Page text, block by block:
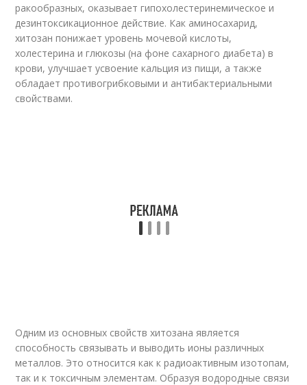
ракообразных, оказывает гипохолестеринемическое и
дезинтоксикационное действие. Как аминосахарид,
хитозан понижает уровень мочевой кислоты,
холестерина и глюкозы (на фоне сахарного диабета) в
крови, улучшает усвоение кальция из пищи, а также
обладает противогрибковыми и антибактериальными
свойствами.
Одним из основных свойств хитозана является
способность связывать и выводить ионы различных
металлов. Это относится как к радиоактивным изотопам,
так и к токсичным элементам. Образуя водородные связи